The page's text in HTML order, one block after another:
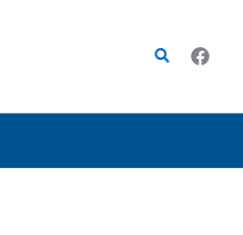
Rechercher